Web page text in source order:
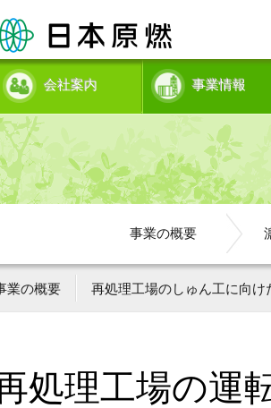
会社案内 事業情報
事業の概要
業の概要 再処理工場のしゅん工に向け
処理工場の運